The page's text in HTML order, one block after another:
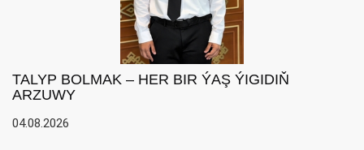
TALYP BOLMAK – HER BIR ÝAŞ ÝIGIDIŇ
ARZUWY
04.08.2026